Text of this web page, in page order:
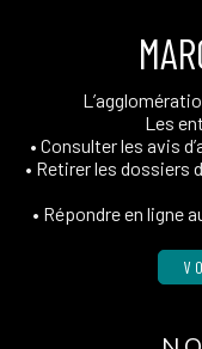
Les
• Consulter les avis
• Retirer les dossiers
• Répondre en ligne